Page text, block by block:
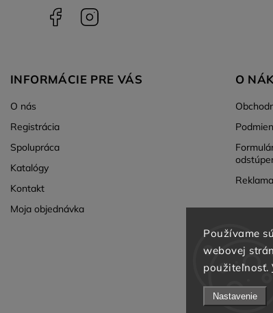
Používame
webovej
použiteľnosť.
Nastavenie
Facebook
INFORMÁCIE PRE VÁS
O nás
Registrácia
Spolupráca
Katalógy
Kontakt
Moja objednávka
O